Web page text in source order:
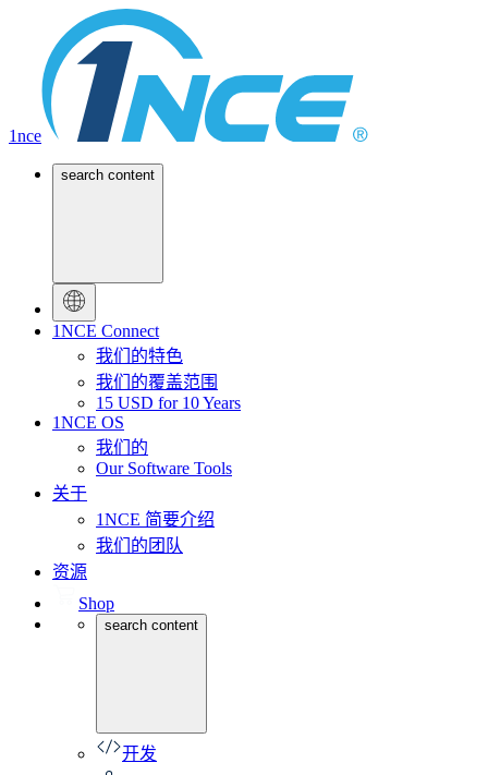
1nce
search content
1NCE Connect
我们的特色
我们的覆盖范围
15 USD for 10 Years
1NCE OS
我们的
Our Software Tools
关于
1NCE 简要介绍
我们的团队
资源
Shop
search content
开发